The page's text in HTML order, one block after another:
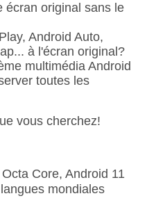
écran original sans le
Android Auto,
à l'écran original?
multimédia Android
toutes les
vous cherchez!
Core, Android 11
mondiales